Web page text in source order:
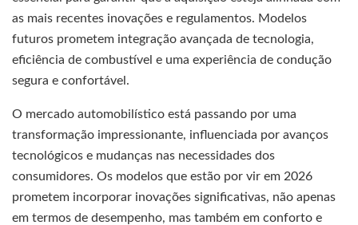
as mais recentes inovações e regulamentos. Modelos
futuros prometem integração avançada de tecnologia,
eficiência de combustível e uma experiência de condução
segura e confortável.
O mercado automobilístico está passando por uma
transformação impressionante, influenciada por avanços
tecnológicos e mudanças nas necessidades dos
consumidores. Os modelos que estão por vir em 2026
prometem incorporar inovações significativas, não apenas
em termos de desempenho, mas também em conforto e